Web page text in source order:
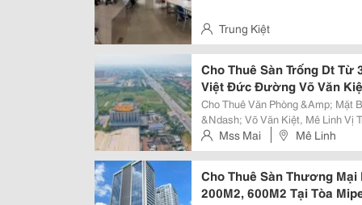
Trung Kiệt
Cho Thuê Sàn Trống Dt Từ
Việt Đức Đường Võ Văn
Cho Thuê Văn Phòng &Amp; Mặt
&Ndash; Võ Văn Kiệt, Mê Linh Vị Trí Đắc Địa Trên Trục Võ Văn Kiệt , Ngay
Cạnh Mê Linh Plaza , Kết Nối
Long &Ndash; Võ Nguyên Giáp
Mss Mai Mê Linh
Cho Thuê Sàn Thương
200M2, 600M2 Tại Tòa